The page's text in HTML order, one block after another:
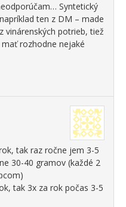
Syntetický
ten z DM – made
vinárenských potrieb, tiež
rozhodne nejaké
tak raz ročne jem 3-5
30-40 gramov (každé 2
tak 3x za rok počas 3-5